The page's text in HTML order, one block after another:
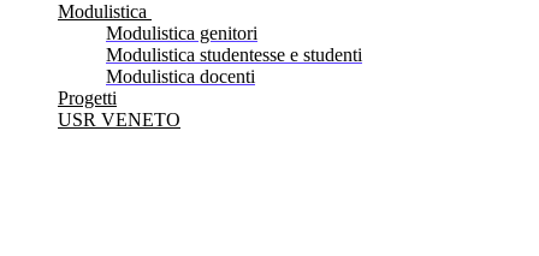
Modulistica
Modulistica genitori
Modulistica studentesse e studenti
Modulistica docenti
Progetti
USR VENETO